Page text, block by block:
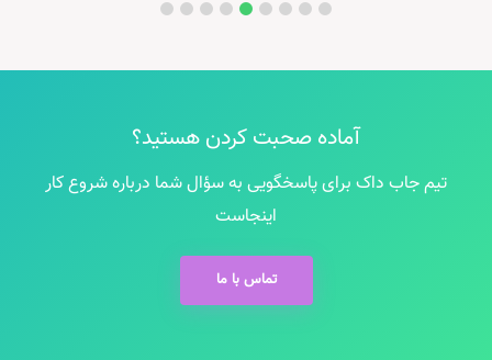
آماده صحبت کردن هستید؟
تیم جاب داک برای پاسخگویی به سؤال شما درباره شروع کار
اینجاست
تماس با ما